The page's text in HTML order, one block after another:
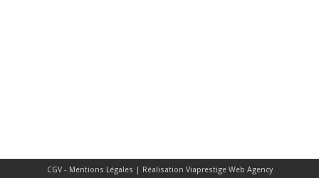
CGV - Mentions Légales | Réalisation Viaprestige Web Agency